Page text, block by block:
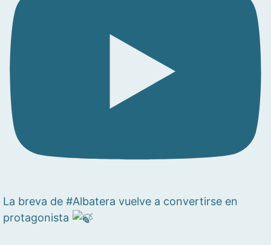
La breva de #Albatera vuelve a convertirse en
protagonista